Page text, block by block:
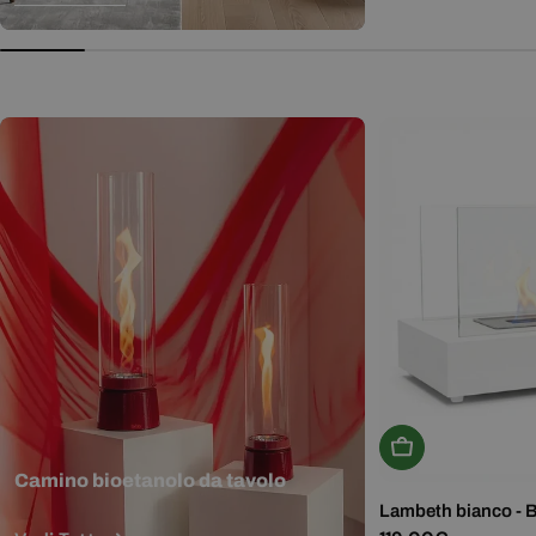
Camino bioetanolo da tavolo
Aggiungi Al
Lambeth bianco -